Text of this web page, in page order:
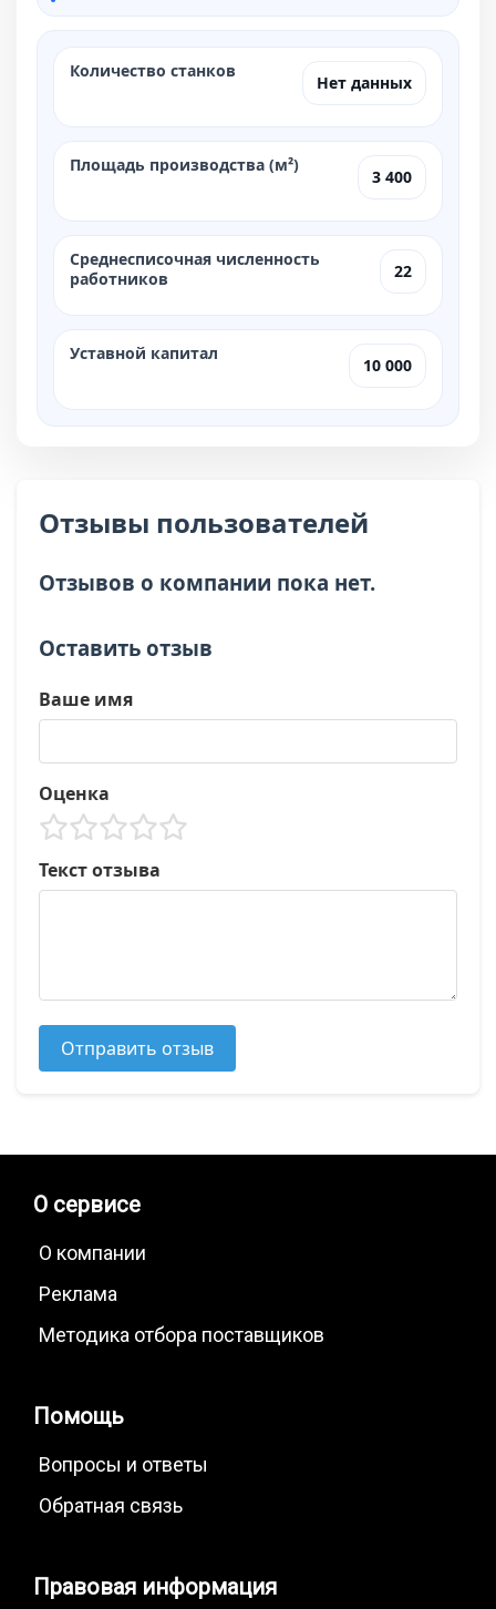
Количество станков
Нет данных
Площадь производства (м²)
3 400
Среднесписочная численность
работников
22
Уставной капитал
10 000
Отзывы пользователей
Отзывов о компании пока нет.
Оставить отзыв
Ваше имя
Оценка
Текст отзыва
Отправить отзыв
О сервисе
О компании
Реклама
Методика отбора поставщиков
Помощь
Вопросы и ответы
Обратная связь
Правовая информация